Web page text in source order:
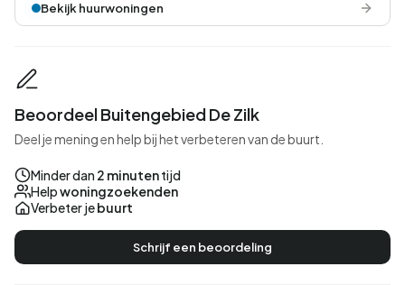
Bekijk huurwoningen
Beoordeel Buitengebied De Zilk
Deel je mening en help bij het verbeteren van de buurt.
Minder dan 2 minutentijd
Helpwoningzoekenden
Verbeter jebuurt
Schrijf een beoordeling